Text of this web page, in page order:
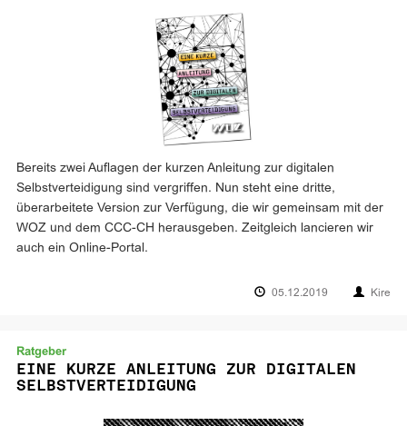
Bereits zwei Auflagen der kurzen Anleitung zur digitalen
Selbstverteidigung sind vergriffen. Nun steht eine dritte,
überarbeitete Version zur Verfügung, die wir gemeinsam mit der
WOZ und dem CCC-CH herausgeben. Zeitgleich lancieren wir
auch ein Online-Portal.
05.12.2019 Kire
Ratgeber
EINE KURZE ANLEITUNG ZUR DIGITALEN
SELBSTVERTEIDIGUNG